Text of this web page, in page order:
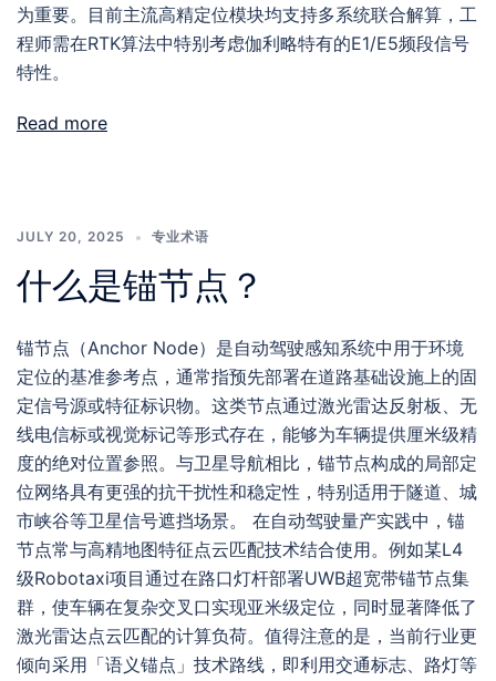
为重要。目前主流高精定位模块均支持多系统联合解算，工
程师需在RTK算法中特别考虑伽利略特有的E1/E5频段信号
特性。
Read more
JULY 20, 2025 专业术语
什么是锚节点？
锚节点（Anchor Node）是自动驾驶感知系统中用于环境
定位的基准参考点，通常指预先部署在道路基础设施上的固
定信号源或特征标识物。这类节点通过激光雷达反射板、无
线电信标或视觉标记等形式存在，能够为车辆提供厘米级精
度的绝对位置参照。与卫星导航相比，锚节点构成的局部定
位网络具有更强的抗干扰性和稳定性，特别适用于隧道、城
市峡谷等卫星信号遮挡场景。 在自动驾驶量产实践中，锚
节点常与高精地图特征点云匹配技术结合使用。例如某L4
级Robotaxi项目通过在路口灯杆部署UWB超宽带锚节点集
群，使车辆在复杂交叉口实现亚米级定位，同时显著降低了
激光雷达点云匹配的计算负荷。值得注意的是，当前行业更
倾向采用「语义锚点」技术路线，即利用交通标志、路灯等